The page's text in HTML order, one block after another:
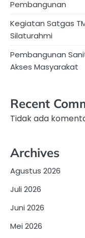
Pembangunan
Kegiatan Satgas
Silaturahmi
Pembangunan
Akses Masyarakat
Recent
Tidak ada
Archives
Agustus 2026
Juli 2026
Juni 2026
Mei 2026